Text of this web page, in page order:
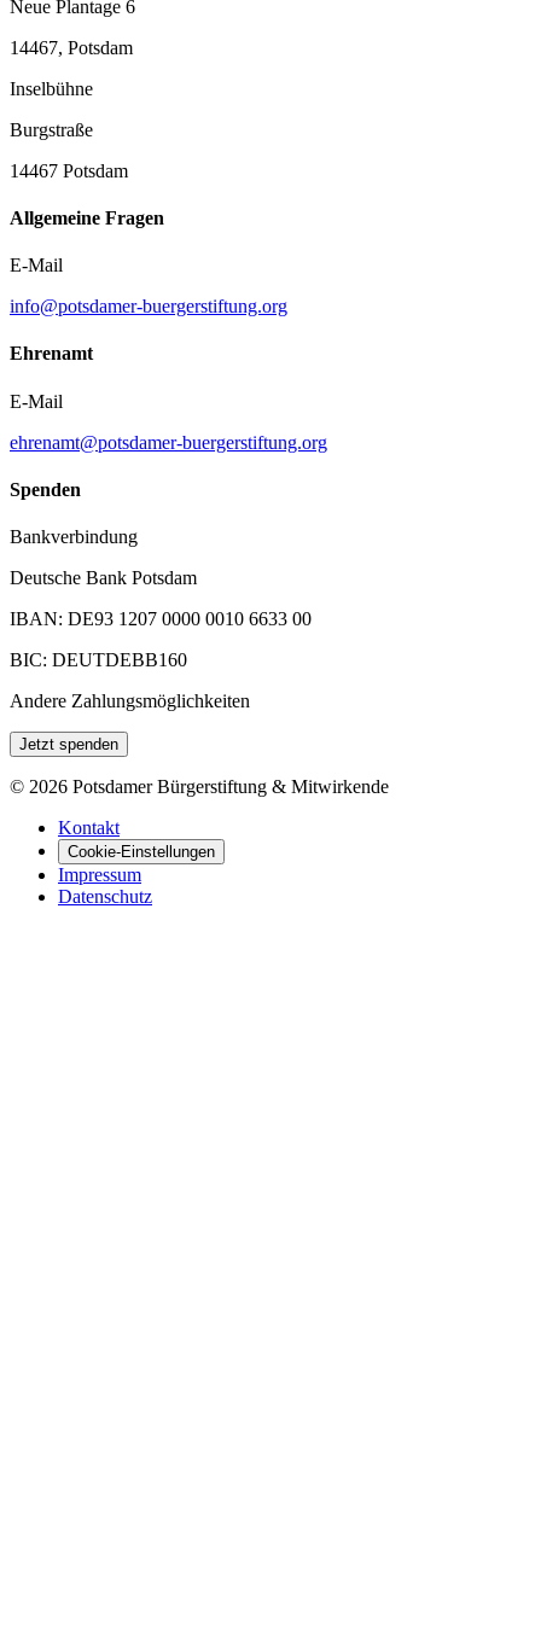
Neue Plantage 6
14467, Potsdam
Inselbühne
Burgstraße
14467 Potsdam
Allgemeine Fragen
E-Mail
info@potsdamer-buergerstiftung.org
Ehrenamt
E-Mail
ehrenamt@potsdamer-buergerstiftung.org
Spenden
Bankverbindung
Deutsche Bank Potsdam
IBAN: DE93 1207 0000 0010 6633 00
BIC: DEUTDEBB160
Andere Zahlungsmöglichkeiten
Jetzt spenden
© 2026 Potsdamer Bürgerstiftung & Mitwirkende
Kontakt
Cookie-Einstellungen
Impressum
Datenschutz